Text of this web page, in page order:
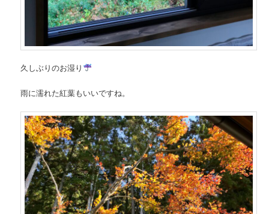
久しぶりのお湿り
雨に濡れた紅葉もいいですね。